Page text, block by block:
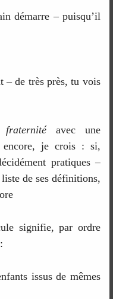
démarre – puisqu’il
– de très près, tu vois
fraternité avec une
encore, je crois : si,
pratiques –
de ses définitions,
signifie, par ordre
:
issus de mêmes